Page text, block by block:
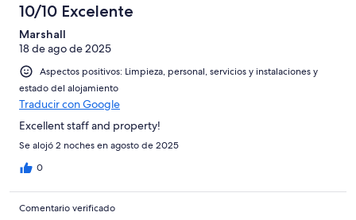
10/10 Excelente
Marshall
18 de ago de 2025
Aspectos positivos: Limpieza, personal, servicios y instalaciones y
estado del alojamiento
Traducir con Google
Excellent staff and property!
Se alojó 2 noches en agosto de 2025
0
Comentario verificado